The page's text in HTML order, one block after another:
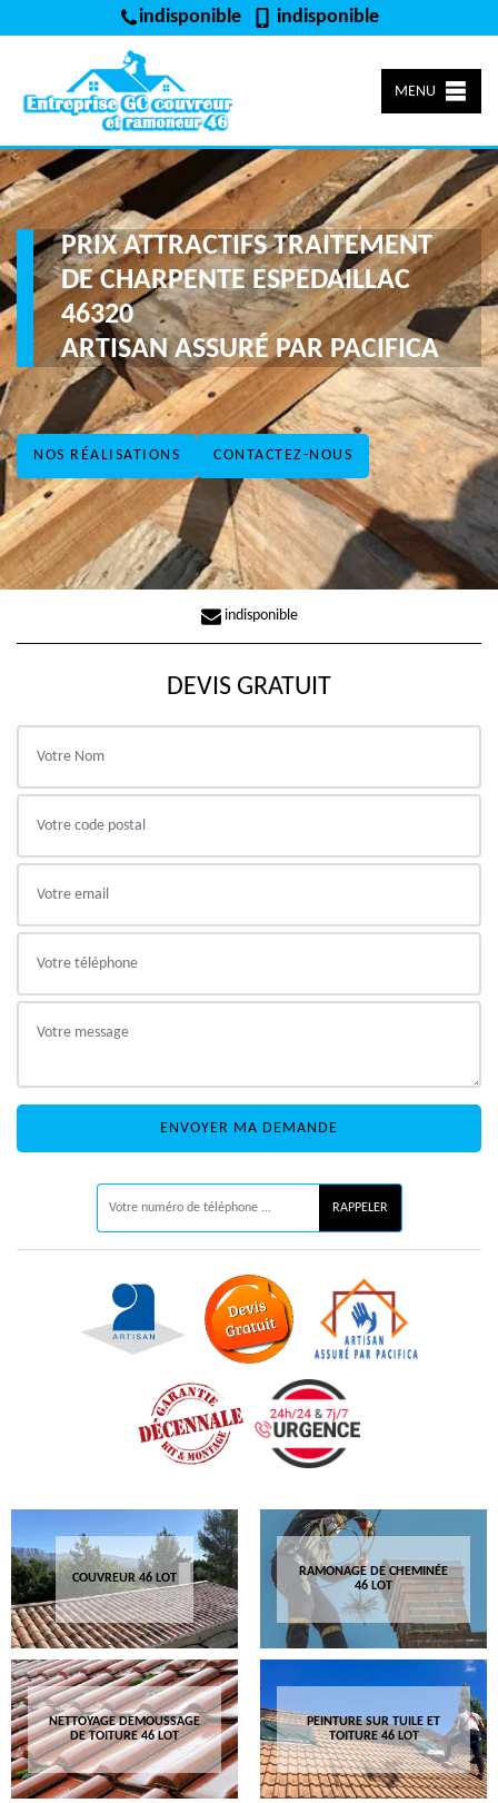
indisponible indisponible
MENU
NOS RÉALISATIONS CONTACTEZ-NOUS
PRIX ATTRACTIFS TRAITEMENT
DE CHARPENTE ESPEDAILLAC
46320
ARTISAN ASSURÉ PAR PACIFICA
indisponible
DEVIS GRATUIT
COUVREUR 46 LOT
RAMONAGE DE CHEMINÉE
46 LOT
NETTOYAGE DEMOUSSAGE
DE TOITURE 46 LOT
PEINTURE SUR TUILE ET
TOITURE 46 LOT